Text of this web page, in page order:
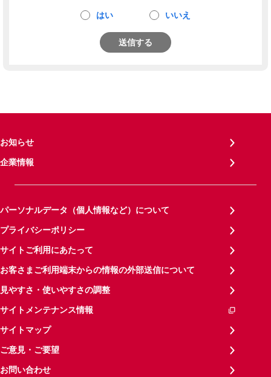
はい いいえ
送信する
お知らせ
企業情報
パーソナルデータ（個人情報など）について
プライバシーポリシー
サイトご利用にあたって
お客さまご利用端末からの情報の外部送信について
見やすさ・使いやすさの調整
サイトメンテナンス情報
サイトマップ
ご意見・ご要望
お問い合わせ